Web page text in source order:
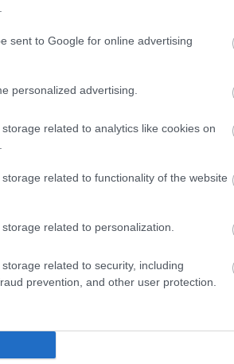
sent to Google for online advertising
personalized advertising.
related to analytics like cookies on
related to functionality of the website
related to personalization.
related to security, including
prevention, and other user protection.
δήλωσε ότι
περιπολούσε στα
πρόσθεσε ότι οι
επίθεση».
μας πως χθες οι
Apache, ενώ έκανε
τραυματιστεί και
δίκτυό του Truth
Ορμούζ από ό,τι
σε σημείωμα στις
19:19